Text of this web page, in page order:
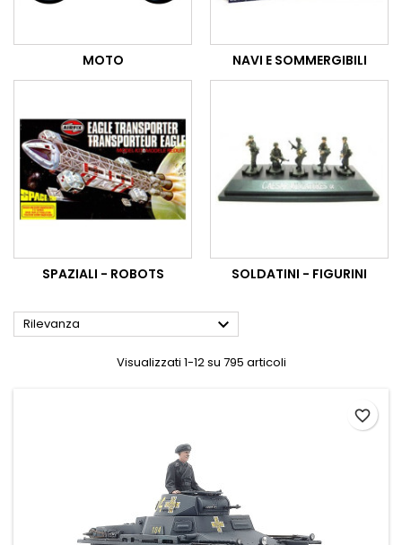
MOTO NAVI E SOMMERGIBILI
SPAZIALI - ROBOTS SOLDATINI - FIGURINI
Rilevanza 
Visualizzati 1-12 su 795 articoli
favorite_border